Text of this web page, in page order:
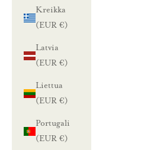
Kreikka
(EUR €)
Latvia
(EUR €)
Liettua
(EUR €)
Portugali
(EUR €)